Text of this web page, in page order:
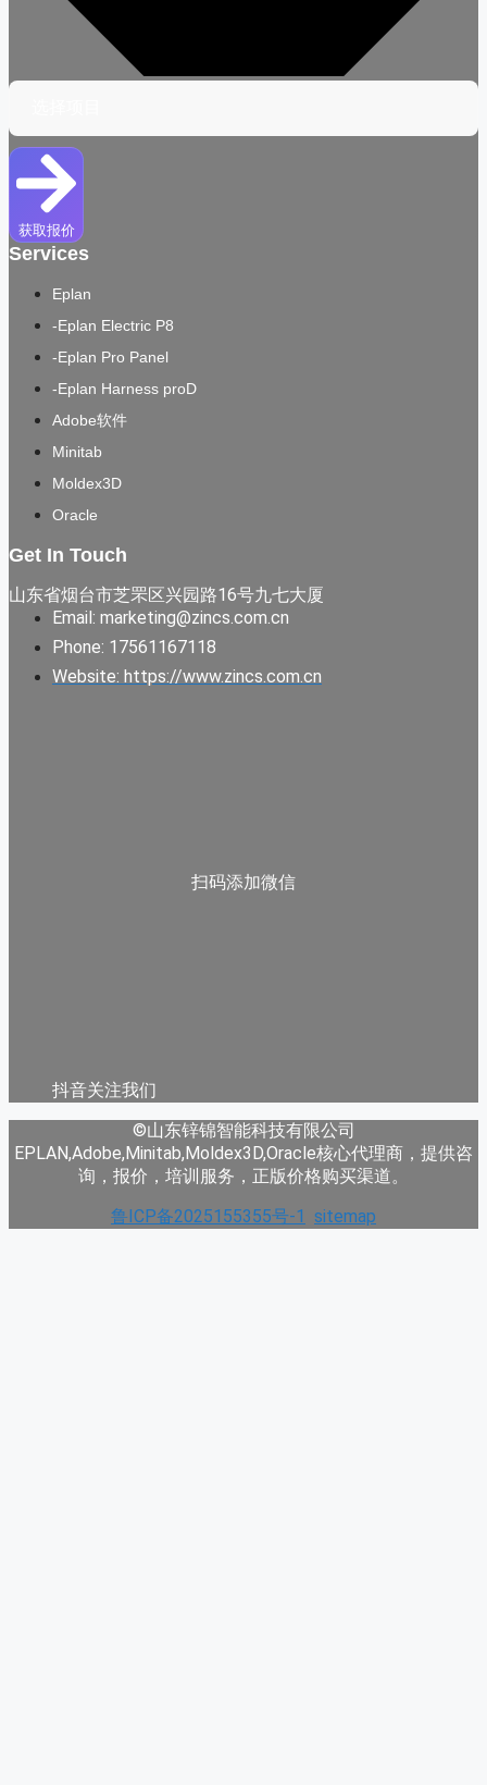
获取报价
Services
Eplan
-Eplan Electric P8
-Eplan Pro Panel
-Eplan Harness proD
Adobe软件
Minitab
Moldex3D
Oracle
Get In Touch
山东省烟台市芝罘区兴园路16号九七大厦
Email: marketing@zincs.com.cn
Phone: 17561167118
Website: https://www.zincs.com.cn
扫码添加微信
抖音关注我们
©山东锌锦智能科技有限公司
EPLAN,Adobe,Minitab,Moldex3D,Oracle核心代理商，提供咨
询，报价，培训服务，正版价格购买渠道。
鲁ICP备2025155355号-1 sitemap